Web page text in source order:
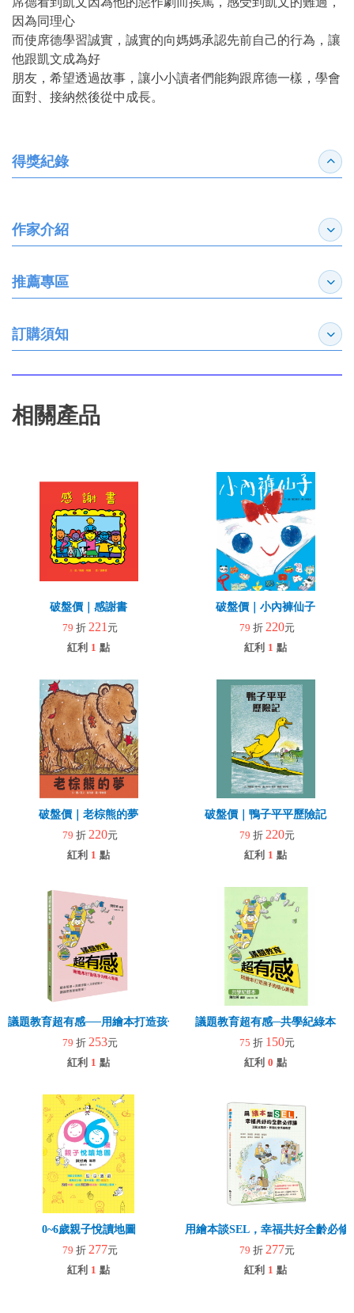
因為同理心
而使席德學習誠實，誠實的向媽媽承認先前自己的行為，讓
他跟凱文成為好
朋友，希望透過故事，讓小小讀者們能夠跟席德一樣，學會
面對、接納然後從中成長。
得獎紀錄 收合
作家介紹 展開
推薦專區 展開
訂購須知 展開
相關產品
破盤價｜感謝書
79 折 221 元
紅利 1 點
破盤價｜小內褲仙子
79 折 220元
紅利 1 點
破盤價｜老棕熊的夢
79 折 220元
紅利 1 點
破盤價｜鴨子平平歷險記
79 折 220元
紅利 1 點
議題教育超有感──用繪本打造孩子的核心素養
79 折 253元
紅利 1 點
議題教育超有感─共學紀綠本
75 折 150元
紅利 0 點
0~6歲親子悅讀地圖
79 折 277元
紅利 1 點
用繪本談SEL，幸福共好全齡必修
79 折 277元
紅利 1 點